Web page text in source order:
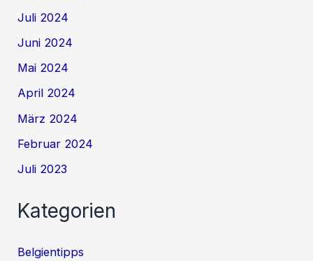
Juli 2024
Juni 2024
Mai 2024
April 2024
März 2024
Februar 2024
Juli 2023
Kategorien
Belgientipps